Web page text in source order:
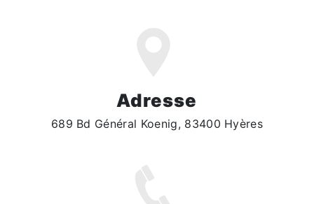
Adresse
689 Bd Général Koenig, 83400 Hyères